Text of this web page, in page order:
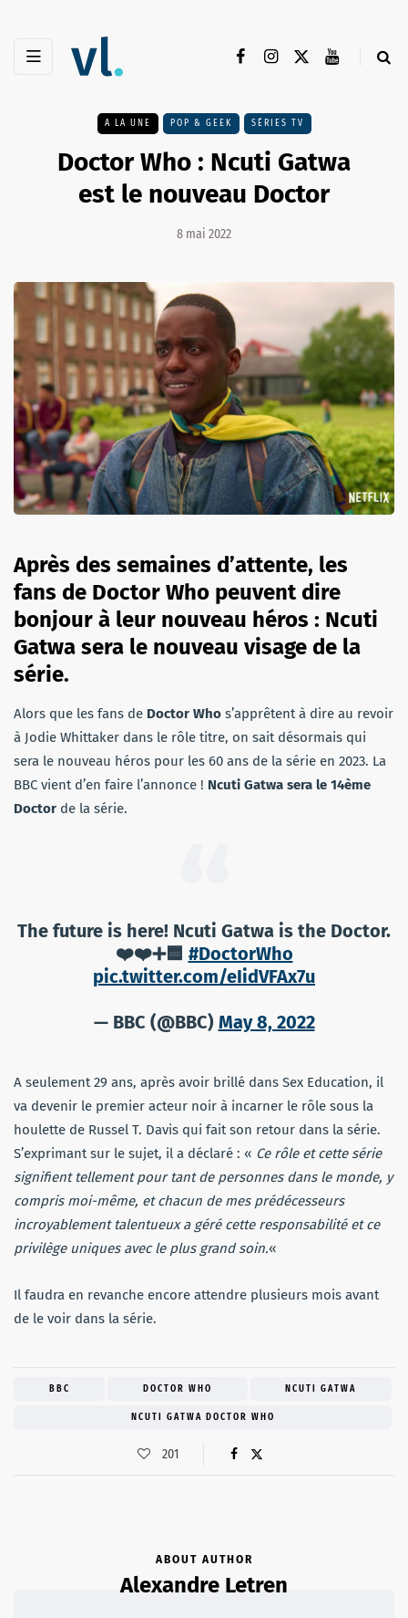
A LA UNE POP & GEEK SÉRIES TV
Doctor Who : Ncuti Gatwa
est le nouveau Doctor
8 mai 2022
Après des semaines d’attente, les
fans de Doctor Who peuvent dire
bonjour à leur nouveau héros : Ncuti
Gatwa sera le nouveau visage de la
série.
Alors que les fans de Doctor Who s’apprêtent à dire au revoir
à Jodie Whittaker dans le rôle titre, on sait désormais qui
sera le nouveau héros pour les 60 ans de la série en 2023. La
BBC vient d’en faire l’annonce ! Ncuti Gatwa sera le 14ème
Doctor de la série.
The future is here! Ncuti Gatwa is the Doctor.
❤️❤️➕🟦 #DoctorWho
pic.twitter.com/eIidVFAx7u
— BBC (@BBC) May 8, 2022
A seulement 29 ans, après avoir brillé dans Sex Education, il
va devenir le premier acteur noir à incarner le rôle sous la
houlette de Russel T. Davis qui fait son retour dans la série.
S’exprimant sur le sujet, il a déclaré : « Ce rôle et cette série
signifient tellement pour tant de personnes dans le monde, y
compris moi-même, et chacun de mes prédécesseurs
incroyablement talentueux a géré cette responsabilité et ce
privilège uniques avec le plus grand soin.«
Il faudra en revanche encore attendre plusieurs mois avant
de le voir dans la série.
BBC DOCTOR WHO NCUTI GATWA
NCUTI GATWA DOCTOR WHO
201
ABOUT AUTHOR
Alexandre Letren